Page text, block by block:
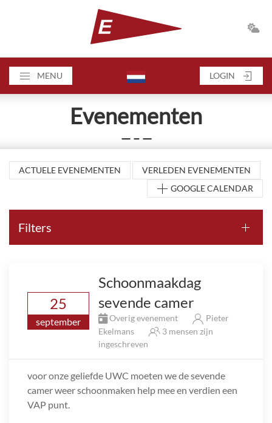
MENU LOGIN
Evenementen
— – —
ACTUELE EVENEMENTEN
VERLEDEN EVENEMENTEN
GOOGLE CALENDAR
Filters
25
september
Schoonmaakdag
sevende camer
Overig evenement
Pieter
Ekelmans
3 mensen zijn
ingeschreven
voor onze geliefde UWC moeten we de sevende
camer weer schoonmaken help mee en verdien een
VAP punt.